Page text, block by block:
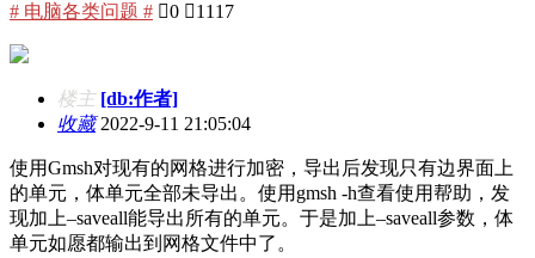
# 电脑各类问题 # 0 1117
楼主 [db:作者]
收藏2022-9-11 21:05:04
使用Gmsh对现有的网格进行加密，导出后发现只有边界面上
的单元，体单元全部未导出。使用gmsh -h查看使用帮助，发
现加上–saveall能导出所有的单元。于是加上–saveall参数，体
单元如愿都输出到网格文件中了。